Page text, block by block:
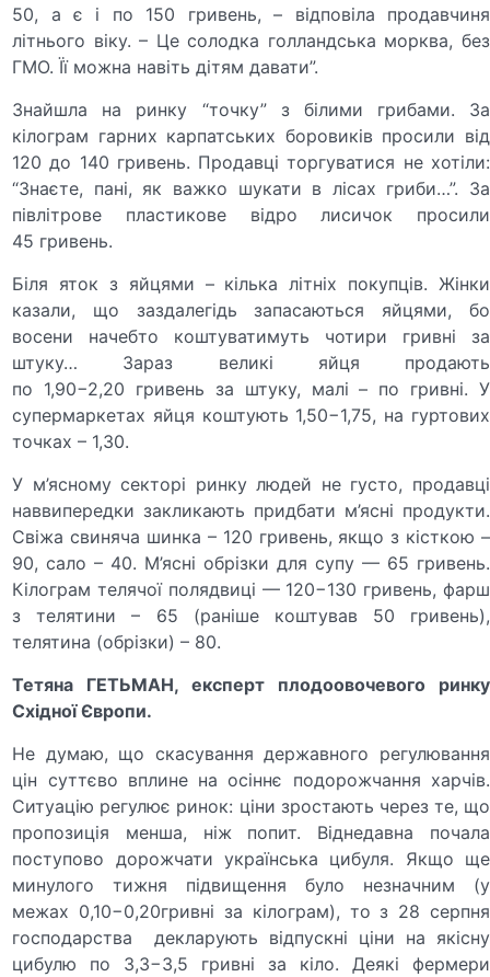
50, а є і по 150 гривень, – відповіла продавчиня
літнього віку. – Це солодка голландська морква, без
ГМО. Її можна навіть дітям давати”.
Знайшла на ринку “точку” з білими грибами. За
кілограм гарних карпатських боровиків просили від
120 до 140 гривень. Продавці торгуватися не хотіли:
“Знаєте, пані, як важко шукати в лісах гриби…”. За
півлітрове пластикове відро лисичок просили
45 гривень.
Біля яток з яйцями – кілька літніх покупців. Жінки
казали, що заздалегідь запасаються яйцями, бо
восени начебто коштуватимуть чотири гривні за
штуку… Зараз великі яйця продають
по 1,90−2,20 гривень за штуку, малі – по гривні. У
супермаркетах яйця коштують 1,50−1,75, на гуртових
точках – 1,30.
У м’ясному секторі ринку людей не густо, продавці
наввипередки закликають придбати м’ясні продукти.
Свіжа свиняча шинка – 120 гривень, якщо з кісткою –
90, сало – 40. М’ясні обрізки для супу — 65 гривень.
Кілограм телячої полядвиці — 120−130 гривень, фарш
з телятини – 65 (раніше коштував 50 гривень),
телятина (обрізки) – 80.
Тетяна ГЕТЬМАН, експерт плодоовочевого ринку
Східної Європи.
Не думаю, що скасування державного регулювання
цін суттєво вплине на осіннє подорожчання харчів.
Ситуацію регулює ринок: ціни зростають через те, що
пропозиція менша, ніж попит. Віднедавна почала
поступово дорожчати українська цибуля. Якщо ще
минулого тижня підвищення було незначним (у
межах 0,10−0,20гривні за кілограм), то з 28 серпня
господарства декларують відпускні ціни на якісну
цибулю по 3,3−3,5 гривні за кіло. Деякі фермери